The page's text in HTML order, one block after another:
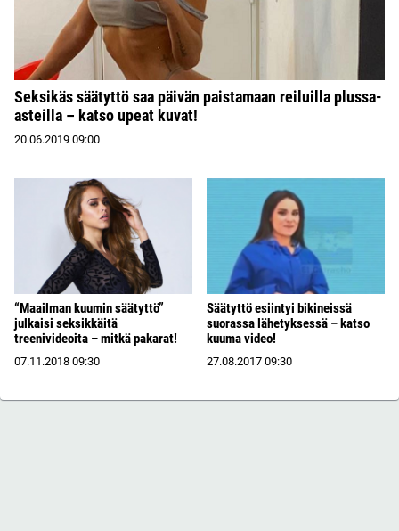
Seksikäs säätyttö saa päivän paistamaan reiluilla plussa-
asteilla – katso upeat kuvat!
20.06.2019 09:00
“Maailman kuumin säätyttö”
julkaisi seksikkäitä
treenivideoita – mitkä pakarat!
07.11.2018 09:30
Säätyttö esiintyi bikineissä
suorassa lähetyksessä – katso
kuuma video!
27.08.2017 09:30